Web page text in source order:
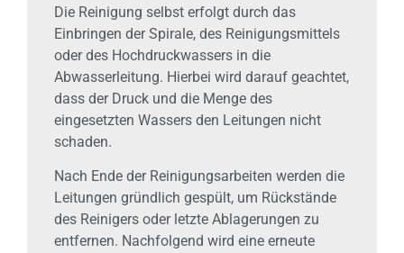
Die Reinigung selbst erfolgt durch das
Einbringen der Spirale, des Reinigungsmittels
oder des Hochdruckwassers in die
Abwasserleitung. Hierbei wird darauf geachtet,
dass der Druck und die Menge des
eingesetzten Wassers den Leitungen nicht
schaden.
Nach Ende der Reinigungsarbeiten werden die
Leitungen gründlich gespült, um Rückstände
des Reinigers oder letzte Ablagerungen zu
entfernen. Nachfolgend wird eine erneute